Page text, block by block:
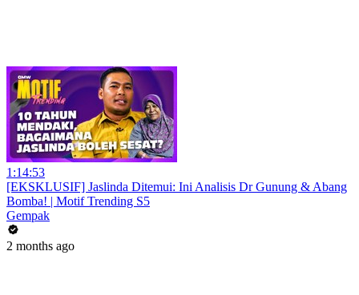
1:14:53
[EKSKLUSIF] Jaslinda Ditemui: Ini Analisis Dr Gunung & Abang
Bomba! | Motif Trending S5
Gempak
2 months ago